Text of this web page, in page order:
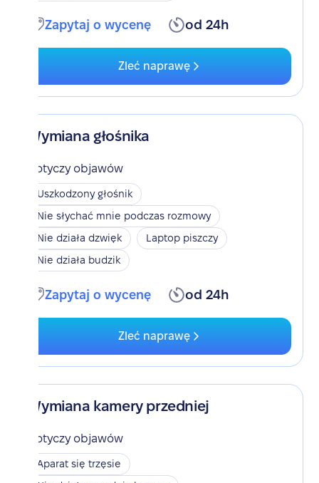
Zapytaj o wycenę od 24h
Zleć naprawę
Wymiana głośnika
Dotyczy objawów
Uszkodzony głośnik
Nie słychać mnie podczas rozmowy
Nie działa dzwięk
Laptop piszczy
Nie działa budzik
Zapytaj o wycenę od 24h
Zleć naprawę
Wymiana kamery przedniej
Dotyczy objawów
Aparat się trzęsie